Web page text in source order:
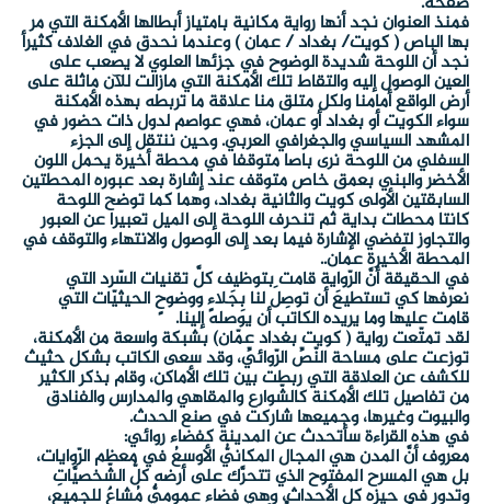
فمنذ العنوان نجد أنها رواية مكانية بامتياز أبطالها الأمكنة التي مر
بها الباص ( كويت/ بغداد / عمان ) وعندما نحدق في الغلاف كثيرأ
نجد أن اللوحة شديدة الوضوح في جزئها العلوي لا يصعب على
العين الوصول إليه والتقاط تلك الأمكنة التي مازالت للآن ماثلة على
أرض الواقع أمامنا ولكل متلق منا علاقة ما تربطه بهذه الأمكنة
سواء الكويت أو بغداد أو عمان، فهي عواصم لدول ذات حضور في
المشهد السياسي والجغرافي العربي. وحين ننتقل إلى الجزء
السفلي من اللوحة نرى باصا متوقفا في محطة أخيرة يحمل اللون
الأخضر والبني بعمق خاص متوقف عند إشارة بعد عبوره المحطتين
السابقتين الأولى كويت والثانية بغداد، وهما كما توضح اللوحة
كانتا محطات بداية ثم تنحرف اللوحة إلى الميل تعبيرا عن العبور
والتجاوز لتفضي الإشارة فيما بعد إلى الوصول والانتهاء والتوقف في
المحطة الأخيرة عمان..
في الحقيقة أنَّ الرّواية قامت بتوظيف كلَّ تقنيات السّرد التي
نعرفها كي تستطيعَ أن توصِلَ لنا بِجَلاءٍ ووضوحٍ الحيثيّات التي
قامت عليها وما يريده الكاتب أن يوصله إلينا.
لقد تمتّعت رواية ( كويت بغداد عمّان) بشبكة واسعة من الأمكنة،
توزعت على مساحة النّصِّ الرّوائيِّ، وقد سعى الكاتب بشكل حثيث
للكشف عن العلاقة التي ربطت بين تلك الأماكن، وقام بذكر الكثير
من تفاصيل تلك الأمكنة كالشّوارع والمقاهي والمدارس والفنادق
والبيوت وغيرها، وجميعها شاركت في صنع الحدث.
في هذه القراءة سأتحدث عن المدينة كفضاء روائي:
معروف أنَّ المدن هي المجال المكانيُّ الأوسعُ في معظم الرّوايات،
بل هي المسرح المفتوح الذي تتحرَّك على أرضه كلُّ الشّخصيَّاتِ
وتدور في حيزه كل الأحداث، وهي فضاء عموميٌّ مُشاعٌ للجميع،